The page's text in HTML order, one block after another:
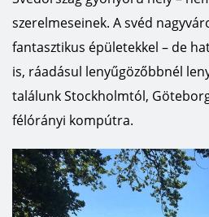
szerelmeseinek. A svéd
fantasztikus épületekkel – de
is, ráadásul lenyűgözőbbnél
találunk Stockholmtól,
félórányi kompútra.